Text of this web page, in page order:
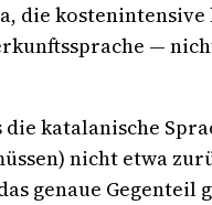
die
—
katalanische
nicht etwa
genaue Gegenteil